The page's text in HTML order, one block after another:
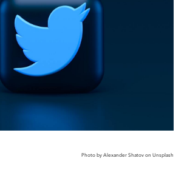
Photo by Alexander Shatov on Unsplash